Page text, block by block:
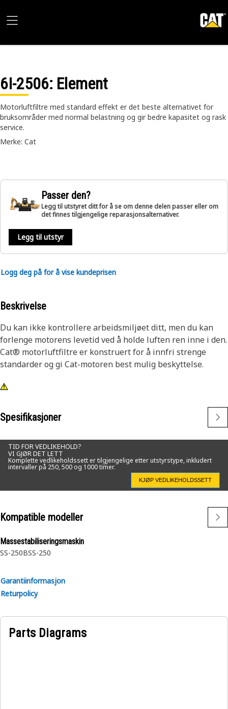
6I-2506: Element
Motorluftfiltre med standard effekt er det beste alternativet for
bruksområder med normal belastning og gir bedre kapasitet og rask
service.
Merke: Cat
Passer den?
Legg til utstyret ditt for å se om denne delen passer eller om
det finnes tilgjengelige reparasjonsalternativer.
Legg til utstyr
Logg deg på for å vise kundeprisen
Beskrivelse
Du kan ikke kontrollere arbeidsmiljøet ditt, men du kan
forlenge motorens levetid ved å holde luften ren inne i den.
Cat® motorluftfiltre er konstruert for å innfri strenge
standarder og gi Cat-motoren best mulig beskyttelse.
Spesifikasjoner
TID FOR VEDLIKEHOLD?
VI GJØR DET LETT
Komplette vedlikeholdssett er tilgjengelige etter utstyrstype, inkludert
intervaller på 250, 500 og 1000 timer.
KJØP VEDLIKEHOLDSSETT
Kompatible modeller
Massestabiliseringsmaskin
SS-250BSS-250
Garantiinformasjon
Returpolicy
Parts Diagrams